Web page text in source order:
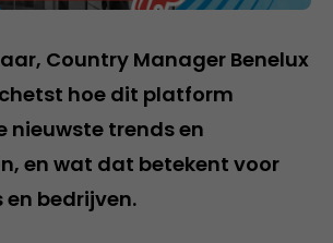
Country Manager Benelux
hoe dit platform
nieuwste trends en
en wat dat betekent voor
bedrijven.